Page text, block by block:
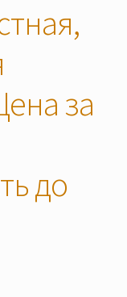
за
до